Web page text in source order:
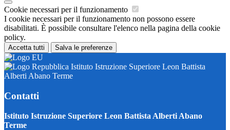
Cookie necessari per il funzionamento
I cookie necessari per il funzionamento non possono essere
disabilitati. È possibile consultare l'elenco nella pagina della cookie
policy.
Accetta tutti Salva le preferenze
Istituto Istruzione Superiore Leon Battista
Alberti Abano Terme
Contatti
Istituto Istruzione Superiore Leon Battista Alberti Abano
Terme